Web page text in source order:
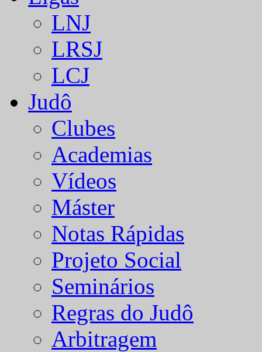
LNJ
LRSJ
LCJ
Judô
Clubes
Academias
Vídeos
Máster
Notas Rápidas
Projeto Social
Seminários
Regras do Judô
Arbitragem